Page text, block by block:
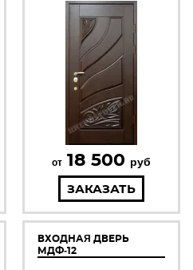
от 18 500 руб
ЗАКАЗАТЬ
ВХОДНАЯ ДВЕРЬ
МДФ-12